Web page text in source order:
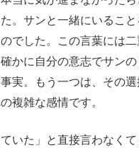
。サンと一緒にいるこ
でした。この言葉には
かに自分の意志でサン
実。もう一つは、その
複雑な感情です。
いた」と直接言わなく